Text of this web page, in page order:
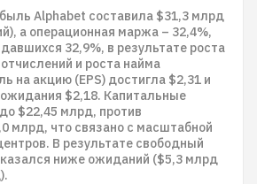
Alphabet составила $31,3 млрд
а операционная маржа – 32,4%,
32,9%, в результате роста
и роста найма
на акцию (EPS) достигла $2,31 и
$2,18. Капитальные
$22,45 млрд, против
млрд, что связано с масштабной
В результате свободный
ниже ожиданий ($5,3 млрд